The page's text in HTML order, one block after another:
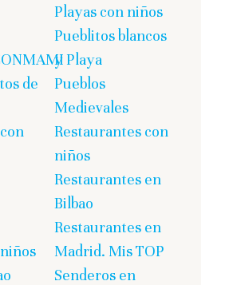
de
Playas con niños
Pueblitos blancos
y Playa
Pueblos
Medievales
Restaurantes con
niños
Restaurantes en
Bilbao
Restaurantes en
Madrid. Mis TOP
Senderos en